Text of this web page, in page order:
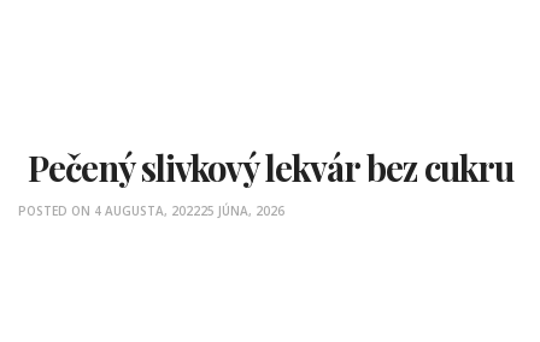
Pečený slivkový lekvár bez cukru
POSTED ON 4 AUGUSTA, 202225 JÚNA, 2026